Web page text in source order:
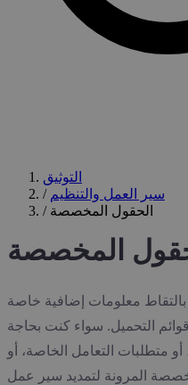
التوثيق
/ سير العمل والتنظيم
/ الحقول المخصصة
المخصصة
معلومات إضافية خاصة
التحميل. سواء كنت بحاجة
أو متطلبات التعامل الخاصة، أو
المرونة لتمديد سير عمل